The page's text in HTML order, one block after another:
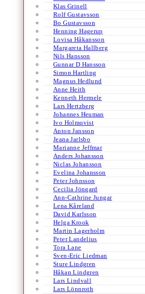
Klas Grinell
Rolf Gustavsson
Bo Gustavsson
Henning Hagerup
Lovisa Håkansson
Margareta Hallberg
Nils Hansson
Gunnar D Hansson
Simon Hartling
Magnus Hedlund
Anne Heith
Kenneth Hermele
Lars Hertzberg
Johannes Heuman
Ivo Holmqvist
Anton Jansson
Jeana Jarlsbo
Marianne Jeffmar
Anders Johansson
Niclas Johansson
Evelina Johansson
Peter Johnsson
Cecilia Jöngard
Ann-Cathrine Jungar
Lena Kåreland
David Karlsson
Helga Krook
Martin Lagerholm
Peter Landelius
Tora Lane
Sven-Eric Liedman
Sture Lindgren
Håkan Lindgren
Lars Lindvall
Lars Lönnroth